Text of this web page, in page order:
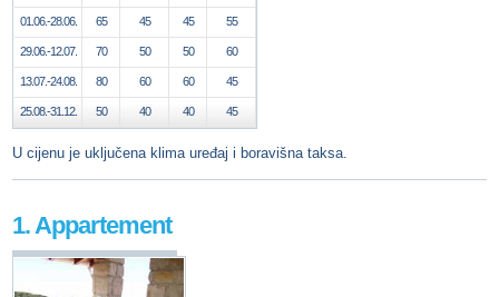
01.06.-28.06. 65 45 45 55
29.06.-12.07. 70 50 50 60
13.07.-24.08. 80 60 60 45
25.08.-31.12. 50 40 40 45
U cijenu je uključena klima uređaj i boravišna taksa.
1. Appartement